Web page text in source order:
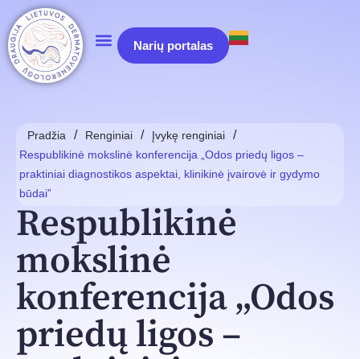
Narių portalas
Pradžia / Renginiai / Įvykę renginiai /
Respublikinė mokslinė konferencija „Odos priedų ligos –
praktiniai diagnostikos aspektai, klinikinė įvairovė ir gydymo
būdai”
Respublikinė
mokslinė
konferencija „Odos
priedų ligos –